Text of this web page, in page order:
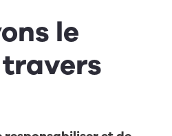
le